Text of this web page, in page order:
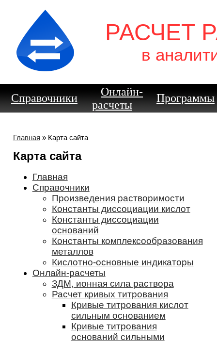
РАСЧЕТ
в
Справочники
Онлайн-
расчеты
Программы
Главная » Карта сайта
Карта сайта
Главная
Справочники
Произведения растворимости
Константы диссоциации кислот
Константы диссоциации
оснований
Константы комплексообразования
металлов
Кислотно-основные индикаторы
Онлайн-расчеты
ЗДМ, ионная сила раствора
Расчет кривых титрования
Кривые титрования кислот
сильным основанием
Кривые титрования
оснований сильными